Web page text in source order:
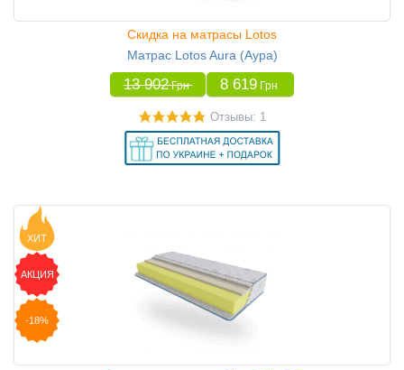
Скидка на матрасы Lotos
Матрас Lotos Aura (Аура)
13 902 Грн 8 619 Грн
Отзывы: 1
ХИТ
АКЦИЯ
-18%